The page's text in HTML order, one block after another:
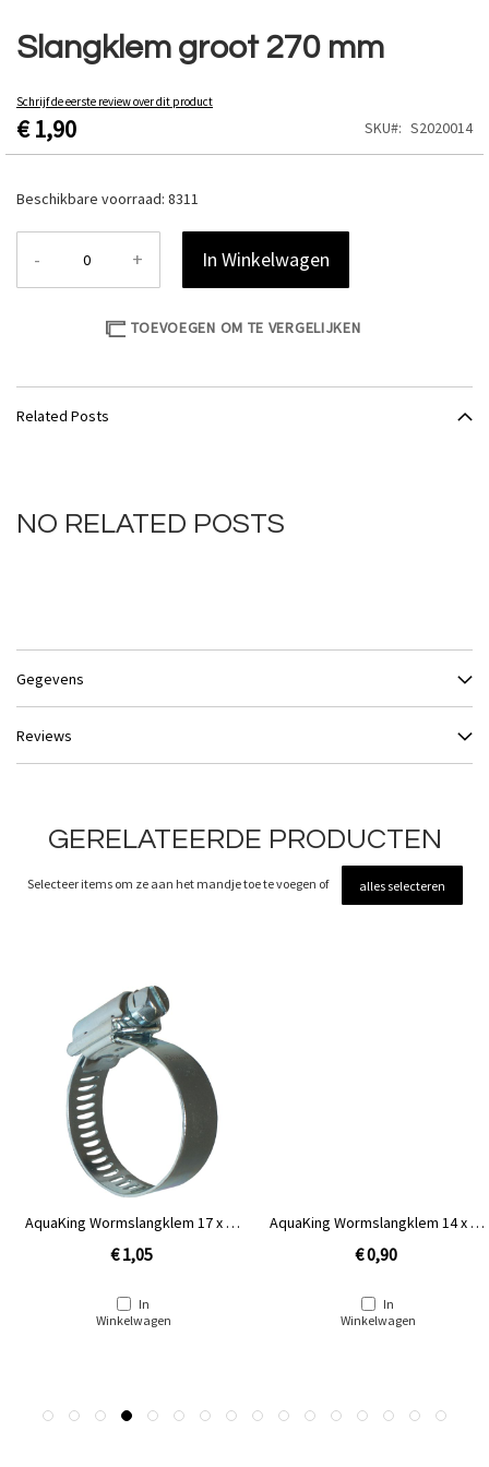
Slangklem groot 270 mm
Schrijf de eerste review over dit product
€ 1,90 SKU S2020014
Beschikbare voorraad: 8311
- + In Winkelwagen
TOEVOEGEN OM TE VERGELIJKEN
naar
het
van
de
afbeeldingen-
Related Posts
NO RELATED POSTS
Gegevens
Reviews
GERELATEERDE PRODUCTEN
Selecteer items om ze aan het mandje toe te voegen of alles selecteren
AquaKing Wormslangklem 17 x 32
€ 1,05
In
Winkelwagen
AquaKing Wormslangklem 14 x 27
€ 0,90
In
Winkelwagen